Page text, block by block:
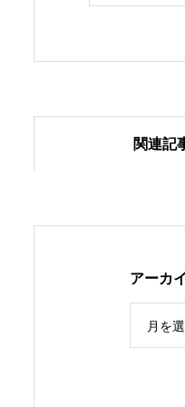
関連記
アーカ
月を